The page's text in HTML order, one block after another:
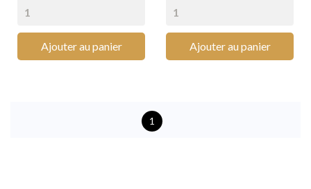
Ajouter au panier Ajouter au panier
1